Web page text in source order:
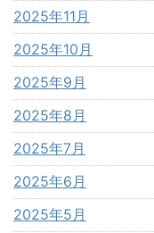
2025年11月
2025年10月
2025年9月
2025年8月
2025年7月
2025年6月
2025年5月